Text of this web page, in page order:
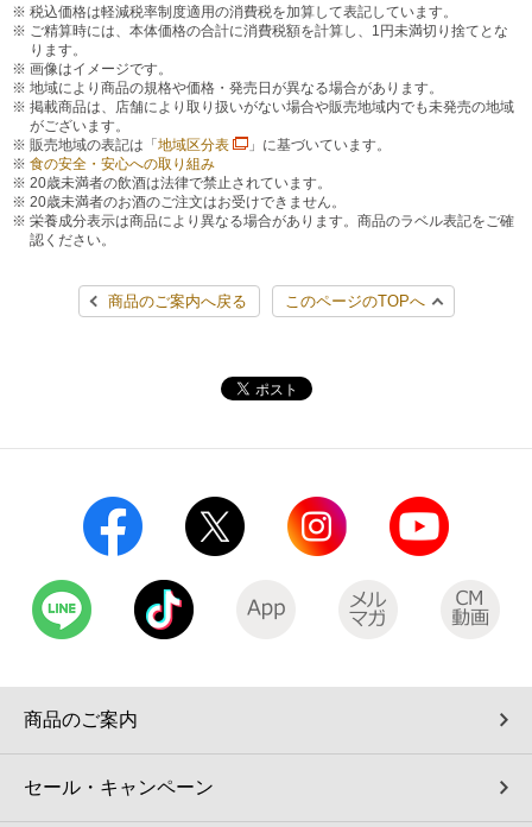
チケット
プリペイドサービス
スポーツ振興くじ
行政サービス
各種料金のお支払い
スマホプリペイド
レジでApple Accountにチャージ
オンラインフォトサービス
モバイルWi-Fiバッテリーシェアリング（店舗限定）
荷物預かりサービス「ecbocloakエクボクローク」（店舗限定）
CNプレイガイド
JTB
国内店舗数
売上高、店舗数推移
セブン‐イレブンの海外事業
データで見るセブン‐イレブン
セブン‐イレブンの「商品力」
4VISIONS
サステナビリティニュース
サステナビリティレポート
報告書ライブラリー
English (Corporate)
English (Services)
中文[繁體字](服務)
简体中文(服务)
한국어(서비스)
ภาษาไทย(บริการ)
税込価格は軽減税率制度適用の消費税を加算して表記しています。
ご精算時には、本体価格の合計に消費税額を計算し、1円未満切り捨てとな
ります。
画像はイメージです。
地域により商品の規格や価格・発売日が異なる場合があります。
掲載商品は、店舗により取り扱いがない場合や販売地域内でも未発売の地域
がございます。
販売地域の表記は「 地域区分表
」に基づいています。
食の安全・安心への取り組み
20歳未満者の飲酒は法律で禁止されています。
20歳未満者のお酒のご注文はお受けできません。
栄養成分表示は商品により異なる場合があります。商品のラベル表記をご確
認ください。
商品のご案内へ戻る このページのTOPへ
商品のご案内
セール・キャンペーン